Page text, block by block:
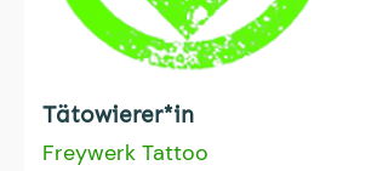
Tätowierer*in
Freywerk Tattoo